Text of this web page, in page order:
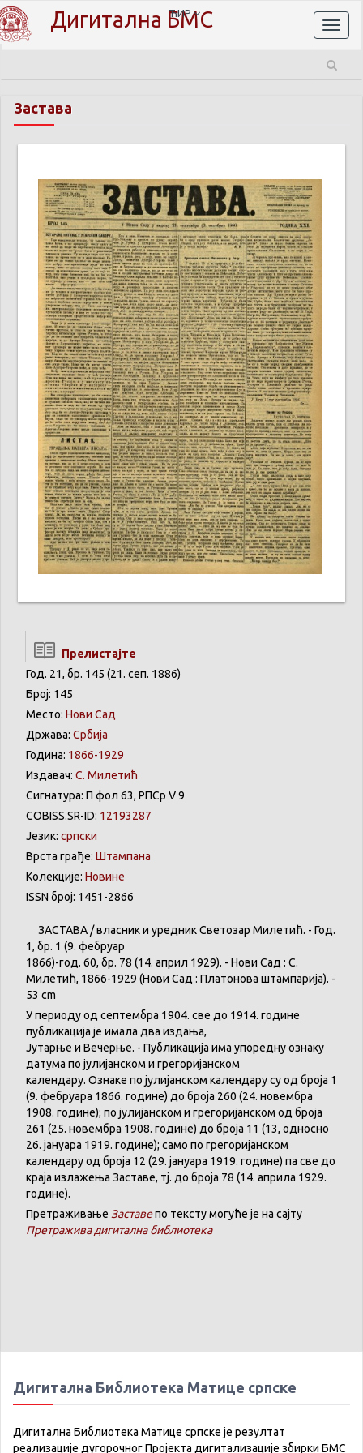
Дигитална БМС
ЋИР
Застава
Прелистајте
Год. 21, бр. 145 (21. сеп. 1886)
Број: 145
Место: Нови Сад
Држава: Србија
Година: 1866-1929
Издавач: С. Милетић
Сигнатура: П фол 63, РПСр V 9
COBISS.SR-ID: 12193287
Језик: српски
Врста грађе: Штампана
Колекције: Новине
ISSN број: 1451-2866
ЗАСТАВА /власники уредникСветозар Милетић. - Год.
1, бр. 1 (9. фебруар
1866)-год. 60, бр. 78 (14. април 1929). - Нови Сад : С.
Милетић, 1866-1929 (Нови Сад : Платонова штампарија). -
53 cm
Упериодуод септембра 1904. све до 1914. године
публикација је имала два издања,
Јутарње и Вечерње. - Публикација има упореднуознаку
датума по јулијанском и грегоријанском
календару. Ознаке по јулијанском календару су од броја 1
(9. фебруара 1866. године) до броја 260 (24. новембра
1908. године); по јулијанском и грегоријанском од броја
261 (25. новембра 1908. године) до броја 11 (13, односно
26. јануара 1919. године); само по грегоријанском
календаруод броја 12 (29. јануара 1919. године) па све до
краја излажења Заставе, тј. до броја 78 (14. априла 1929.
године).
Претраживање Заставепо тексту могуће је на сајту
Претражива дигитална библиотека
Дигитална Библиотека Матице српске
Дигитална Библиотека Матице српске је резултат
реализације дугорочног Пројекта дигитализације збирки БМС